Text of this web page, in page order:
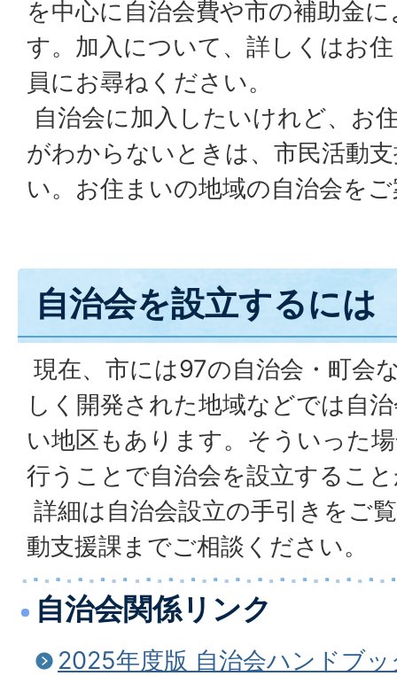
を中心に自治会費や市の補助金
す。加入について、詳しくはお
員にお尋ねください。
自治会に加入したいけれど、お
がわからないときは、市民活動
い。お住まいの地域の自治会を
自治会を設立するには
現在、市には97の自治会・町会
しく開発された地域などでは自
い地区もあります。そういった
行うことで自治会を設立するこ
詳細は自治会設立の手引きをご
動支援課までご相談ください。
自治会関係リンク
2025年度版 自治会ハンドブ